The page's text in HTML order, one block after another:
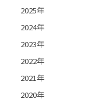
2025年
2024年
2023年
2022年
2021年
2020年